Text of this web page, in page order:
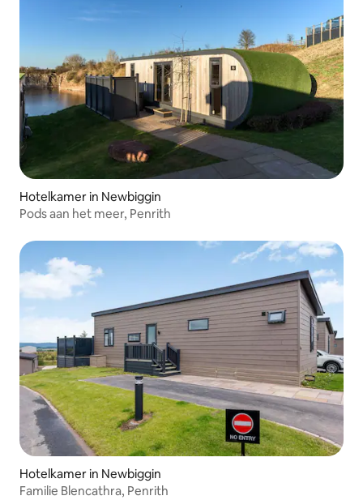
Hotelkamer in Newbiggin
Pods aan het meer, Penrith
Hotelkamer in Newbiggin
Familie Blencathra, Penrith